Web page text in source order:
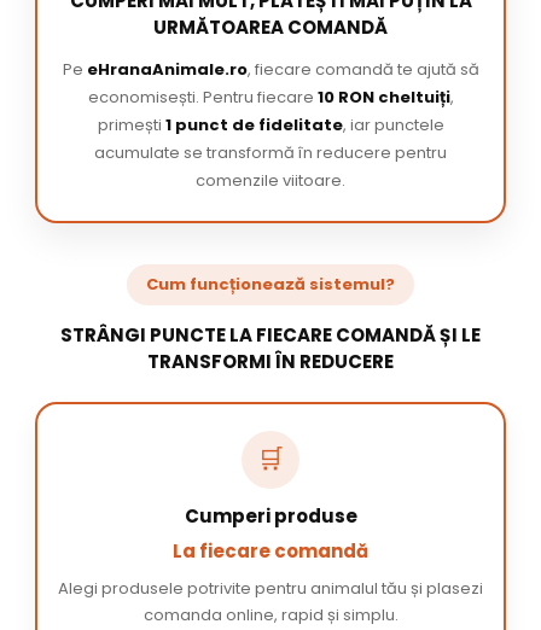
URMĂTOAREA COMANDĂ
Pe eHranaAnimale.ro, fiecare comandă te ajută să
economisești. Pentru fiecare 10 RON cheltuiți,
primești 1 punct de fidelitate, iar punctele
acumulate se transformă în reducere pentru
comenzile viitoare.
Cum funcționează sistemul?
STRÂNGI PUNCTE LA FIECARE COMANDĂ ȘI LE
TRANSFORMI ÎN REDUCERE
🛒
Cumperi produse
La fiecare comandă
Alegi produsele potrivite pentru animalul tău și plasezi
comanda online, rapid și simplu.